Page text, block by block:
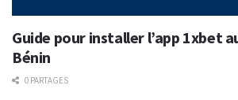
Guide pour installer l’app 1xbet
Bénin
0 PARTAGES